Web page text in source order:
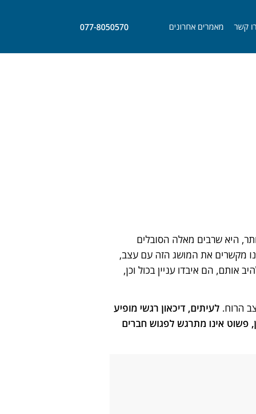
קשר מאמרים אחרונים 077-8050570
היא שרבים מאלה הסובלים
מקשרים את המושג הזה עם עצב,
אותם, הם איבדו עניין בכול וכן,
הרוח. לעיתים, דיכאון רגשי מופיע
אינו מתרגש לפגוש חברים